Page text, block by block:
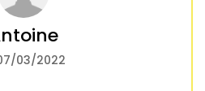
03/2022